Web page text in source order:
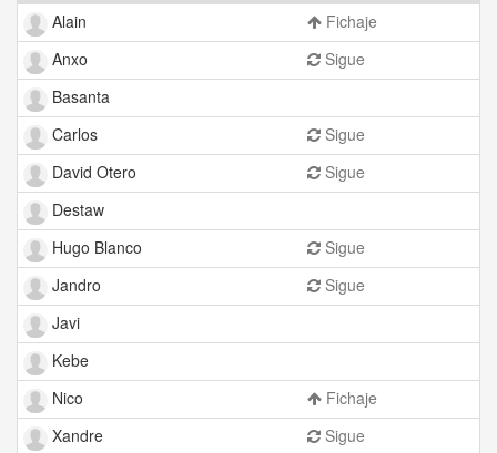
Alain
Fichaje
Anxo
Sigue
Basanta
Carlos
Sigue
David Otero
Sigue
Destaw
Hugo Blanco
Sigue
Jandro
Sigue
Javi
Kebe
Nico
Fichaje
Xandre
Sigue